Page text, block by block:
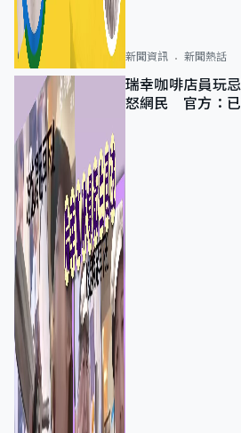
新聞資訊 新聞熱話
瑞幸咖啡店員玩
怒網民 官方：已